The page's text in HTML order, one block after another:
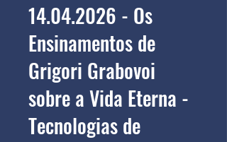
14.04.2026 - Os
Ensinamentos de
Grigori Grabovoi
sobre a Vida Eterna -
Tecnologias de